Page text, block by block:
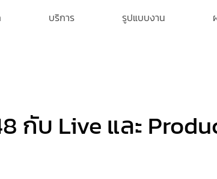
บริการ รูปแบบงาน
กับ Live และ